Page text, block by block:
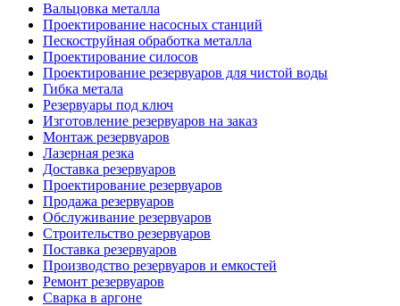
Вальцовка металла
Проектирование насосных станций
Пескоструйная обработка металла
Проектирование силосов
Проектирование резервуаров для чистой воды
Гибка метала
Резервуары под ключ
Изготовление резервуаров на заказ
Монтаж резервуаров
Лазерная резка
Доставка резервуаров
Проектирование резервуаров
Продажа резервуаров
Обслуживание резервуаров
Cтроительство резервуаров
Поставка резервуаров
Производство резервуаров и емкостей
Ремонт резервуаров
Сварка в аргоне